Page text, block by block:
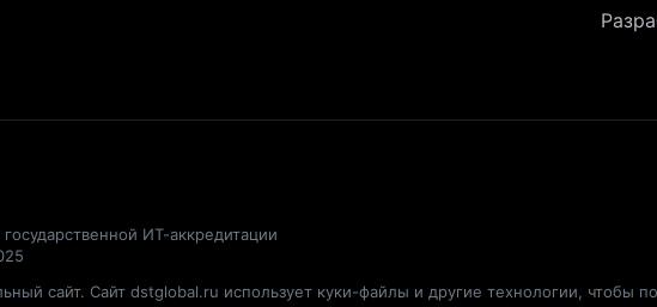
ИТ-аккредитации
сайт. Сайт dstglobal.ru использует куки-файлы и другие технологии, чтобы